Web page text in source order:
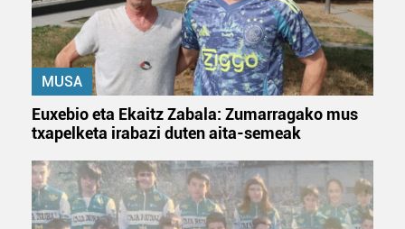
MUSA
Euxebio eta Ekaitz Zabala: Zumarragako mus
txapelketa irabazi duten aita-semeak